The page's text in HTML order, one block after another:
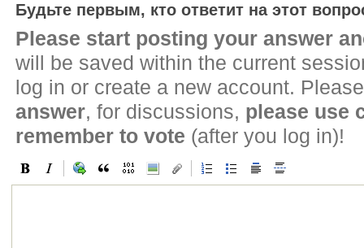
Будьте первым, кто ответит на этот
Please start posting your answer
will be saved within the current
log in or create a new account.
answer, for discussions, please use
remember to vote (after you log in)!